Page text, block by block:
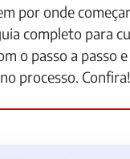
por onde
completo para
o passo a passo
processo. Confira!